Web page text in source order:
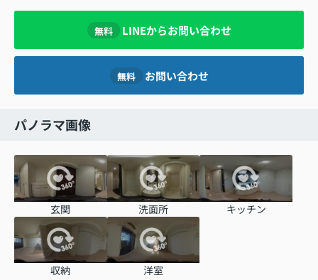
無料 LINEからお問い合わせ
無料 お問い合わせ
パノラマ画像
玄関 洗面所 キッチン
収納 洋室